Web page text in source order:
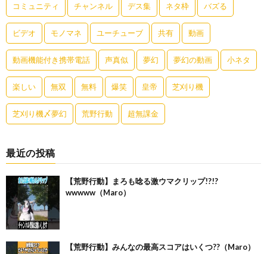
コミュニティ チャンネル デス集 ネタ枠 バズる
ビデオ モノマネ ユーチューブ 共有 動画
動画機能付き携帯電話 声真似 夢幻 夢幻の動画 小ネタ
楽しい 無双 無料 爆笑 皇帝 芝刈り機
芝刈り機〆夢幻 荒野行動 超無課金
最近の投稿
【荒野行動】まろも唸る激ウマクリップ!?!?
wwwww（Maro）
【荒野行動】みんなの最高スコアはいくつ??（Maro）